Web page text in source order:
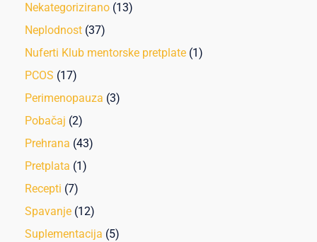
Nekategorizirano (13)
Neplodnost (37)
Nuferti Klub mentorske pretplate (1)
PCOS (17)
Perimenopauza (3)
Pobačaj (2)
Prehrana (43)
Pretplata (1)
Recepti (7)
Spavanje (12)
Suplementacija (5)